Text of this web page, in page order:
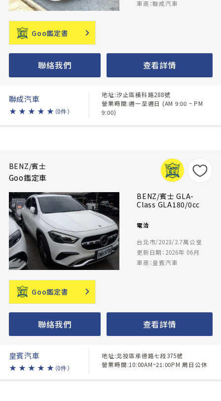
車商：聯成汽車
Goo鑑定書
聯絡我們 查看詳情
聯成汽車
★ ★ ★ ★ ★ （0件）
地址:汐止區橫科路288號
營業時間:週一至週日 (AM 9:00 ~ PM
9:00)
BENZ/賓士
Goo鑑定車
BENZ/賓士 GLA-
Class GLA180/0cc
電洽
台北市/2023/2.7萬公里
更新日期：2026年 06月
車商：皇賓汽車
Goo鑑定書
聯絡我們 查看詳情
皇賓汽車
★ ★ ★ ★ ★ （0件）
地址:北投區承德路七段375號
營業時間:10:00AM~21:00PM 周日公休